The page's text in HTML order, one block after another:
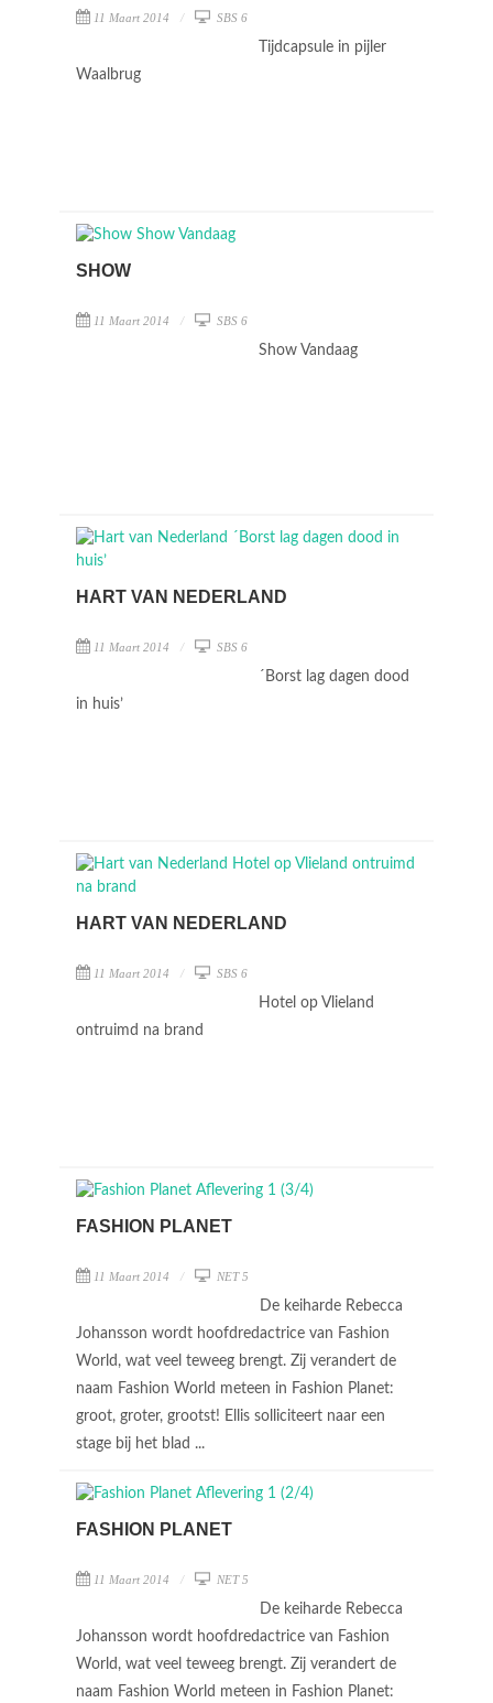
11 Maart 2014 SBS 6
Tijdcapsule in pijler
Waalbrug
SHOW
11 Maart 2014 SBS 6
Show Vandaag
HART VAN NEDERLAND
11 Maart 2014 SBS 6
´Borst lag dagen dood
in huis’
HART VAN NEDERLAND
11 Maart 2014 SBS 6
Hotel op Vlieland
ontruimd na brand
FASHION PLANET
11 Maart 2014 NET 5
De keiharde Rebecca
Johansson wordt hoofdredactrice van Fashion
World, wat veel teweeg brengt. Zij verandert de
naam Fashion World meteen in Fashion Planet:
groot, groter, grootst! Ellis solliciteert naar een
stage bij het blad ...
FASHION PLANET
11 Maart 2014 NET 5
De keiharde Rebecca
Johansson wordt hoofdredactrice van Fashion
World, wat veel teweeg brengt. Zij verandert de
naam Fashion World meteen in Fashion Planet: